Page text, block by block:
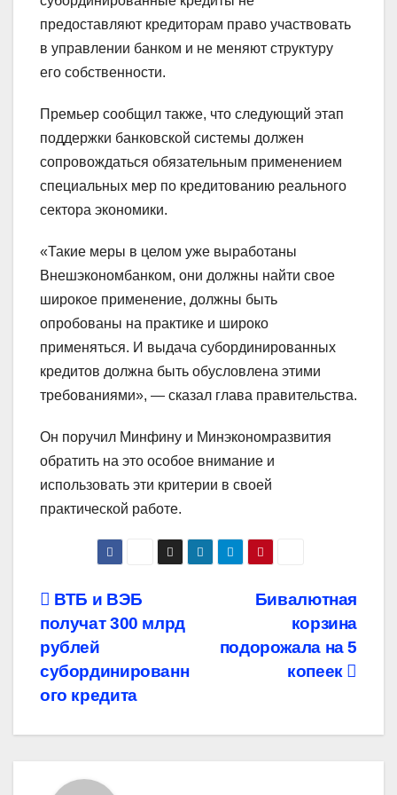
предоставляют кредиторам право участвовать
в управлении банком и не меняют структуру
его собственности.
Премьер сообщил также, что следующий этап
поддержки банковской системы должен
сопровождаться обязательным применением
специальных мер по кредитованию реального
сектора экономики.
«Такие меры в целом уже выработаны
Внешэкономбанком, они должны найти свое
широкое применение, должны быть
опробованы на практике и широко
применяться. И выдача субординированных
кредитов должна быть обусловлена этими
требованиями», — сказал глава правительства.
Он поручил Минфину и Минэкономразвития
обратить на это особое внимание и
использовать эти критерии в своей
практической работе.
Навигация
по
записям
Бивалютная
корзина
подорожала на 5
копеек
ВТБ и ВЭБ
получат 300 млрд
рублей
субординированн
ого кредита